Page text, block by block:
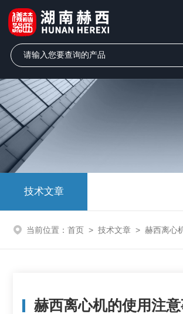
技术文章
当前位置： 首页 > 技术文章 > 赫西离心机的
赫西离心机的使用注